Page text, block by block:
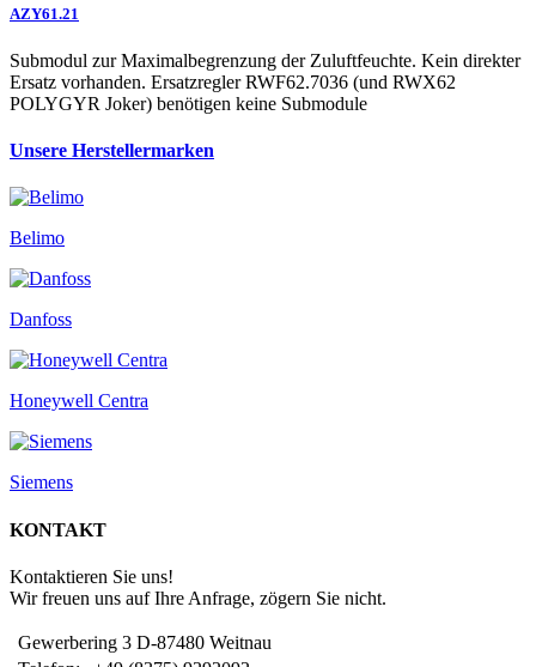
AZY61.21
Submodul zur Maximalbegrenzung der Zuluftfeuchte. Kein direkter
Ersatz vorhanden. Ersatzregler RWF62.7036 (und RWX62
POLYGYR Joker) benötigen keine Submodule
Unsere Herstellermarken
Belimo
Danfoss
Honeywell Centra
Siemens
KONTAKT
Kontaktieren Sie uns!
Wir freuen uns auf Ihre Anfrage, zögern Sie nicht.
Gewerbering 3 D-87480 Weitnau